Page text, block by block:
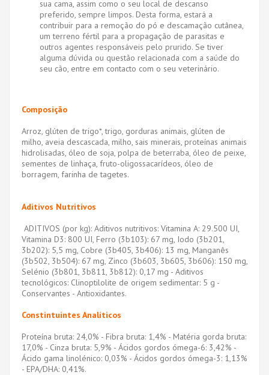
sua cama, assim como o seu local de descanso
preferido, sempre limpos. Desta forma, estará a
contribuir para a remoção do pó e descamação cutânea,
um terreno fértil para a propagação de parasitas e
outros agentes responsáveis pelo prurido. Se tiver
alguma dúvida ou questão relacionada com a saúde do
seu cão, entre em contacto com o seu veterinário.
Composição
Arroz, glúten de trigo*, trigo, gorduras animais, glúten de
milho, aveia descascada, milho, sais minerais, proteínas animais
hidrolisadas, óleo de soja, polpa de beterraba, óleo de peixe,
sementes de linhaça, fruto-oligossacarídeos, óleo de
borragem, farinha de tagetes.
Aditivos Nutritivos
ADITIVOS (por kg): Aditivos nutritivos: Vitamina A: 29.500 UI,
Vitamina D3: 800 UI, Ferro (3b103): 67 mg, Iodo (3b201,
3b202): 5,5 mg, Cobre (3b405, 3b406): 13 mg, Manganês
(3b502, 3b504): 67 mg, Zinco (3b603, 3b605, 3b606): 150 mg,
Selénio (3b801, 3b811, 3b812): 0,17 mg - Aditivos
tecnológicos: Clinoptilolite de origem sedimentar: 5 g -
Conservantes - Antioxidantes.
Constintuintes Analíticos
Proteína bruta: 24,0% - Fibra bruta: 1,4% - Matéria gorda bruta:
17,0% - Cinza bruta: 5,9% - Ácidos gordos ómega-6: 3,42% -
Ácido gama linolénico: 0,03% - Ácidos gordos ómega-3: 1,13%
- EPA/DHA: 0,41%.